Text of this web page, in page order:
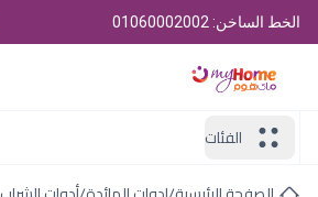
الخط الساخن: 01060002002
الفئات